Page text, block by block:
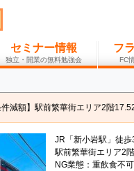
セミナー情報
独立・開業の無料勉強会
フ
FC
減額】駅前繁華街エリア2階
JR「新小岩駅」徒歩
駅前繁華街エリア2
NG業態：重飲食不可